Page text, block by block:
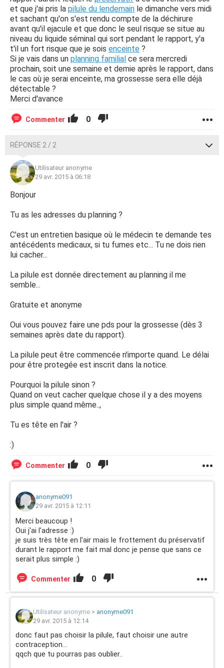
et que j'ai pris la pilule du lendemain le dimanche vers midi
et sachant qu'on s'est rendu compte de la déchirure
avant qu'il ejacule et que donc le seul risque se situe au
niveau du liquide séminal qui sort pendant le rapport, y'a
t'il un fort risque que je sois enceinte ?
Si je vais dans un planning familial ce sera mercredi
prochain, soit une semaine et demie après le rapport, dans
le cas où je serai enceinte, ma grossesse sera elle déjà
détectable ?
Merci d'avance
Commenter 0
RÉPONSE 2 / 2
Utilisateur anonyme
29 avr. 2015 à 06:18
Bonjour
Tu as les adresses du planning ?
C'est un entretien basique où le médecin te demande tes
antécédents medicaux, si tu fumes etc... Tu ne dois rien
lui cacher...
La pilule est donnée directement au planning il me
semble...
Gratuite et anonyme
Oui vous pouvez faire une pds pour la grossesse (dès 3
semaines après date du rapport).
La pilule peut être commencée n'importe quand. Le délai
pour être protegée est inscrit dans la notice.
Pourquoi la pilule sinon ?
Quand on veut cacher quelque chose il y a des moyens
plus simple quand même..,
Tu es tête en l'air ?
:)
Commenter 0
anonyme091
29 avr. 2015 à 12:11
Merci beaucoup !
Oui j'ai l'adresse :)
je suis très tête en l'air mais le frottement du préservatif
durant le rapport me fait mal donc je pense que sans ce
serait plus simple :)
Commenter 0
Utilisateur anonyme > anonyme091
29 avr. 2015 à 12:14
donc faut pas choisir la pilule, faut choisir une autre
contraception...
qqch que tu pourras pas oublier..